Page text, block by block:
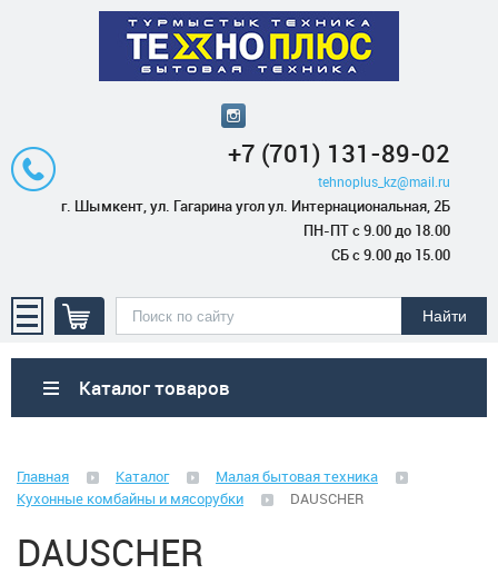
+7 (701) 131-89-02
tehnoplus_kz@mail.ru
г. Шымкент, ул. Гагарина угол ул. Интернациональная, 2Б
ПН-ПТ с 9.00 до 18.00
СБ с 9.00 до 15.00
Каталог товаров
Климатическая техника
Малая бытовая техника
Главная Каталог
Малая бытовая техника
Кухонные комбайны и мясорубки
DAUSCHER
DAUSCHER